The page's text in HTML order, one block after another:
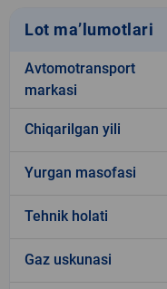
Lot ma’lumotlari
Avtomotransport
markasi
Chiqarilgan yili
Yurgan masofasi
Tehnik holati
Gaz uskunasi